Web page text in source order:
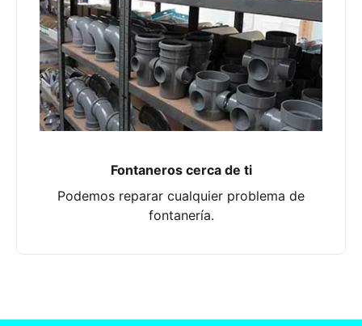
Fontaneros cerca de ti
Podemos reparar cualquier problema de
fontanería.